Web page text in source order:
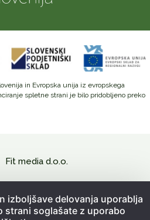
in Evropska unija iz evropskega
spletne strani je bilo pridobljeno preko
Fit media d.o.o.
poslovanja
izboljšave delovanja uporablja
strani soglašate z uporabo